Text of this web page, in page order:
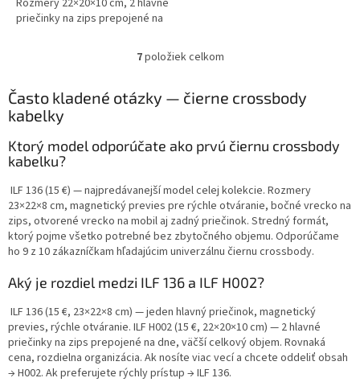
priečinky na zips prepojené na
O
á
a
c
e
p
r
v
k
v
ý
p
i
s
u
7položiek celkom
Často kladené otázky — čierne crossbody
kabelky
Ktorý model odporúčate ako prvú čiernu crossbody
kabelku?
ILF 136 (15 €) — najpredávanejší model celej kolekcie. Rozmery
23×22×8 cm, magnetický previes pre rýchle otváranie, bočné vrecko na
zips, otvorené vrecko na mobil aj zadný priečinok. Stredný formát,
ktorý pojme všetko potrebné bez zbytočného objemu. Odporúčame
ho 9 z 10 zákazníčkam hľadajúcim univerzálnu čiernu crossbody.
Aký je rozdiel medzi ILF 136 a ILF H002?
ILF 136 (15 €, 23×22×8 cm) — jeden hlavný priečinok, magnetický
previes, rýchle otváranie. ILF H002 (15 €, 22×20×10 cm) — 2 hlavné
priečinky na zips prepojené na dne, väčší celkový objem. Rovnaká
cena, rozdielna organizácia. Ak nosíte viac vecí a chcete oddeliť obsah
→ H002. Ak preferujete rýchly prístup → ILF 136.